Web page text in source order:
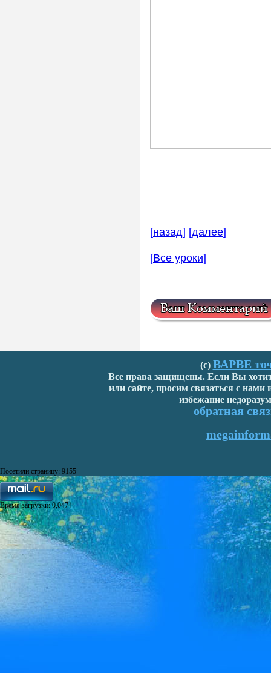
[назад] [далее]
[Все уроки]
(с) ВАРВЕ
Все права защищены. Если Вы
или сайте, просим связаться с
избежание
обратная
Посетили страницу: 9155
Время загрузки: 0,0474